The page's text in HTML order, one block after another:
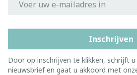
Inschrijven
Door op inschrijven te klikken, schrijft
nieuwsbrief en gaat u akkoord met